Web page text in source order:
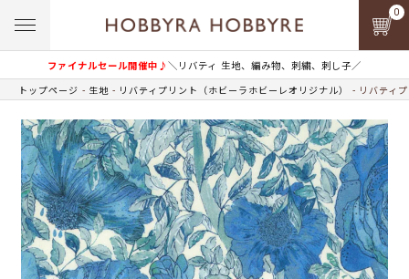
ファイナルセール開催中♪＼リバティ 生地、編み物、刺繍、刺し子／
0
トップページ 生地 リバティプリント（ホビーラホビーレオリジナル） リバティ